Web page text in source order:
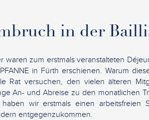
in der
waren zum erstmals veranstalteten
in Fürth erschienen. Warum
Rat versuchen, den vielen älteren
An- und Abreise zu den monatlichen
wir erstmals einen arbeitsfreien
entgegenzukommen.